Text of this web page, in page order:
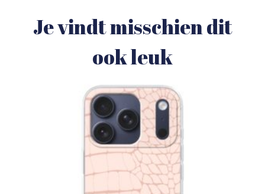
Je vindt misschien dit
ook leuk